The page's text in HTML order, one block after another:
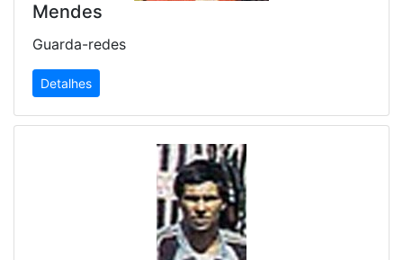
Mendes
Guarda-redes
Detalhes